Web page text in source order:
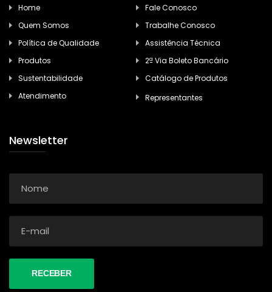
Home
Quem Somos
Política de Qualidade
Produtos
Sustentabilidade
Atendimento
Fale Conosco
Trabalhe Conosco
Assistência Técnica
2ª Via Boleto Bancário
Catálogo de Produtos
Representantes
Newsletter